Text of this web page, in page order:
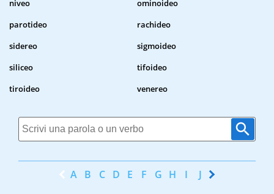
niveo
ominoideo
parotideo
rachideo
sidereo
sigmoideo
siliceo
tifoideo
tiroideo
venereo
A B C D E F G H I J K